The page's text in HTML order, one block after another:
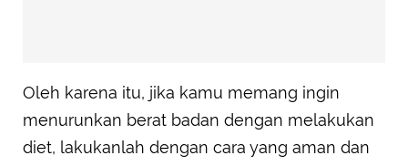
Oleh karena itu, jika kamu memang ingin
menurunkan berat badan dengan melakukan
diet, lakukanlah dengan cara yang aman dan